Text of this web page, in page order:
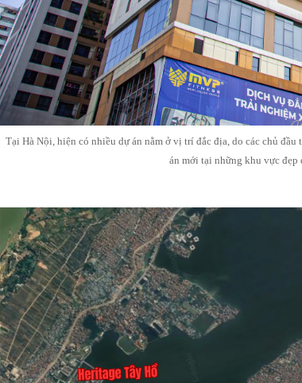
Tại Hà Nội, hiện có nhiều dự án nằm ở vị trí đắc địa, do các chủ
án mới tại những khu vực đẹp